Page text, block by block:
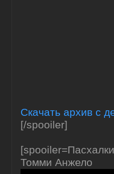
Скачать архив с
[/spooiler]
Томми Анжело